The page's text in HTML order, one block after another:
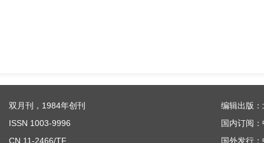
双月刊，1984年创刊
ISSN 1003-9996
CN 11-2466/TF
编辑出版
国内订阅
国外发行